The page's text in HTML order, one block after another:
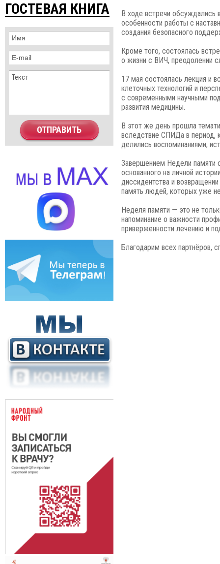
ГОСТЕВАЯ КНИГА
ОТПРАВИТЬ
В ходе встречи
особенности работы с
создания безопасного
Кроме того, состоялась
о жизни с ВИЧ, преодолении
17 мая состоялась лекция и
клеточных технологий и
с современными научными
развития медицины.
В этот же день прошла
вследствие СПИДа в период,
делились воспоминаниями,
Завершением Недели памяти
основанного на личной
диссидентства и
память людей, которых уже
Неделя памяти — это не
напоминание о важности
приверженности лечению и
Благодарим всех партнёров,